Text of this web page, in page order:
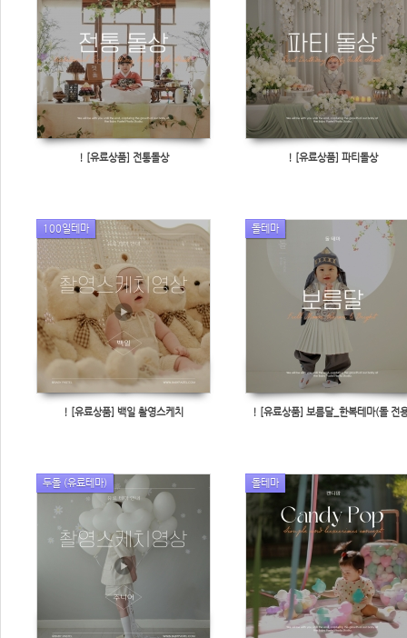
! [유료상품] 전통돌상 ! [유료상품] 파티돌상
100일테마
! [유료상품] 백일 촬영스케치
돌테마
! [유료상품] 보름달_한복테마(돌 전
두돌 (유료테마) 돌테마